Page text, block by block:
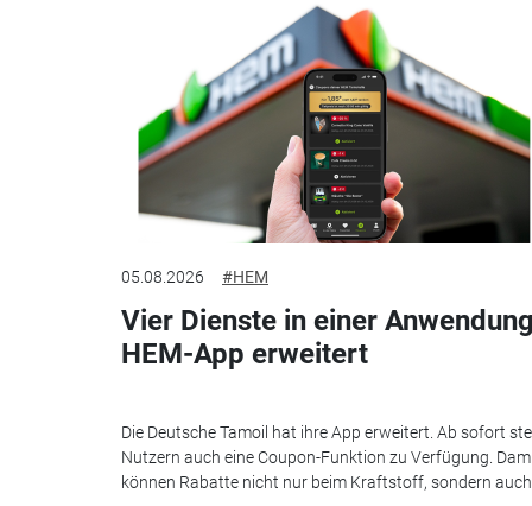
05.08.2026 #HEM
Vier Dienste in einer
HEM-App erweitert
Die Deutsche Tamoil hat ihre App erweitert. Ab sofort
Nutzern auch eine Coupon-Funktion zu Verfügung.
können Rabatte nicht nur beim Kraftstoff, sondern auch...